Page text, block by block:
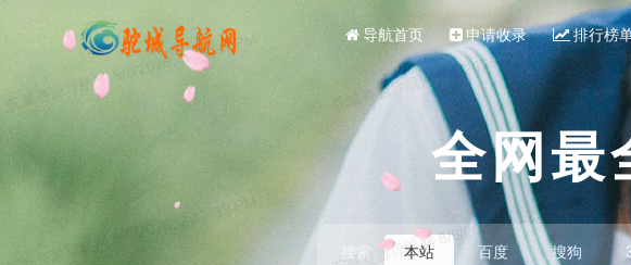
导航首页 申请收录 排行榜
全网最
搜索 本站 百度 搜狗